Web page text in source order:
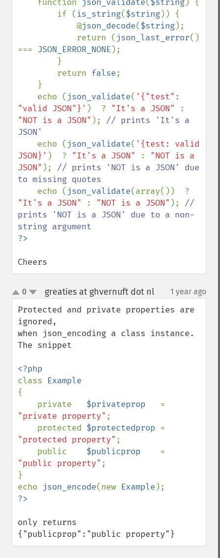
function json_validate($string) {
        if (
is_string($string)) {
            @
json_decode($string);
            return (
json_last_error()
=== JSON_ERROR_NONE );
        return
false;
    echo (
json_validate( '{"test":
"valid JSON"}' )  ? "It's a JSON"
"NOT is a JSON" ); // prints 'It's a
JSON'
echo ( json_validate( '{test: valid
JSON}' )  ? "It's a JSON" : "NOT is a
JSON" ); // prints 'NOT is a JSON' due
to missing quotes
echo ( json_validate
"It's a JSON"
: "NOT is a JSON" ); //
prints 'NOT is a JSON' due to a non-
Cheers
up
down
0 greaties at ghvernuft dot nl¶ 1 year ago
Protected and private properties are
ignored,
when json_encoding a class instance.
The snippet
class
{
    private
$privateprop
"private property" ;
    protected
$protectedprop
"protected property" ;
    public
$publicprop
"public property" ;
}
echo json_encode(new Example
only returns
{"publicprop":"public property"}